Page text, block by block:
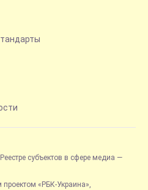
субъектов в сфере медиа —
проектом «РБК-Украина»,